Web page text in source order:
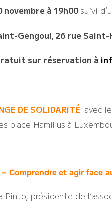
novembre à 19h00suivi
Gengoul, 26 rue
sur réservation à
DE SOLIDARITÉ avec
place Hamilius à
– Comprendre et agir face
Pinto, présidente de